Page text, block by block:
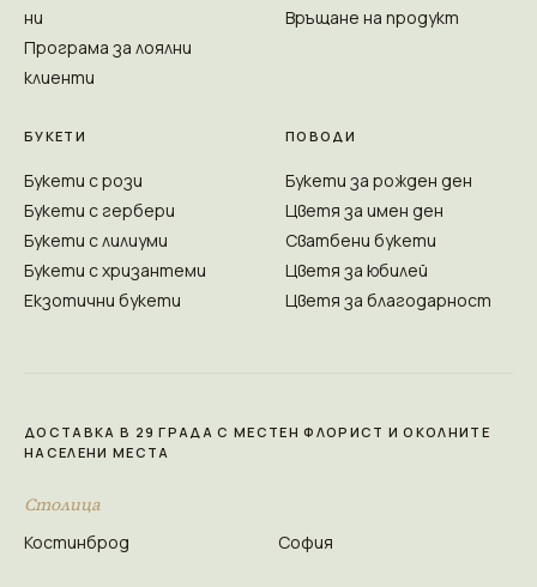
ни
Програма за лоялни
клиенти
Връщане на продукт
БУКЕТИ
Букети с рози
Букети с гербери
Букети с лилиуми
Букети с хризантеми
Екзотични букети
ПОВОДИ
Букети за рожден ден
Цветя за имен ден
Сватбени букети
Цветя за юбилей
Цветя за благодарност
ДОСТАВКА В 29 ГРАДА С МЕСТЕН ФЛОРИСТ И ОКОЛНИТЕ
НАСЕЛЕНИ МЕСТА
Столица
Костинброд София